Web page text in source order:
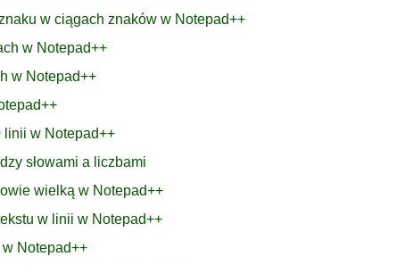
w ciągach znaków w Notepad++
w Notepad++
w Notepad++
linii w Notepad++
słowami a liczbami
wielką w Notepad++
w linii w Notepad++
Notepad++